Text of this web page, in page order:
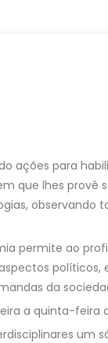
ações para
que lhes provê
observando
permite ao
da
a quinta-feira
um